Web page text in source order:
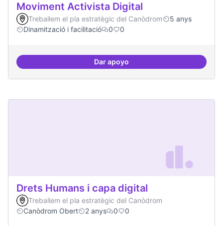
Moviment Activista Digital
Treballem el pla estratègic del Canòdrom
5 anys
Dinamització i facilitació
0 0
Dar apoyoMoviment Activista Digital
Drets Humans i capa digital
Treballem el pla estratègic del Canòdrom
Canòdrom Obert
2 anys 0 0